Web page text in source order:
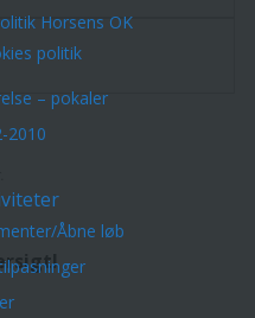
Horsens OK
politik
– pokaler
2010
Åbne løb